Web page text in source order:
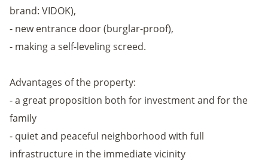
brand: VIDOK),
- new entrance door (burglar-proof),
- making a self-leveling screed.
Advantages of the property:
- a great proposition both for investment and for the
family
- quiet and peaceful neighborhood with full
infrastructure in the immediate vicinity